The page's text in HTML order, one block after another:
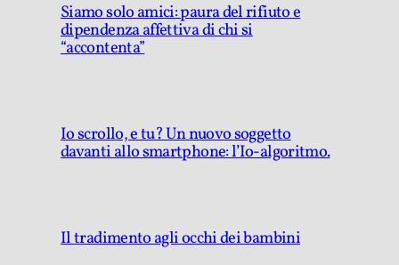
Siamo solo amici: paura del rifiuto e
dipendenza affettiva di chi si
“accontenta”
Io scrollo, e tu? Un nuovo soggetto
davanti allo smartphone: l’Io-algoritmo.
Il tradimento agli occhi dei bambini